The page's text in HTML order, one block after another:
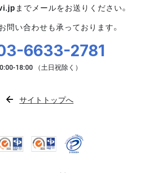
までメールをお送りください。
問い合わせも承っております。
6633-2781
サイトトップへ